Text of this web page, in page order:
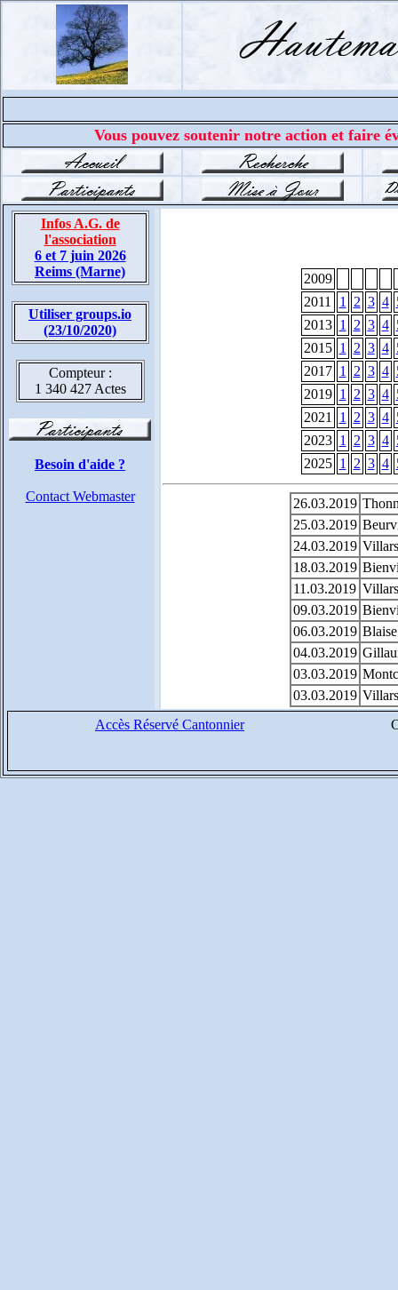
Vous pouvez soutenir notre action et faire
Infos A.G. de
l'association
6 et 7 juin 2026
Reims (Marne)
Utiliser groups.io
(23/10/2020)
Compteur :
1 340 427 Actes
Besoin d'aide ?
Contact Webmaster
2009
2011
1 2 3 4
2013 1 2 3 4
2015 1 2 3 4
2017 1 2 3 4
2019 1 2 3 4
2021
1 2 3 4
2023 1 2 3 4
2025 1 2 3 4
26.03.2019
25.03.2019
24.03.2019
18.03.2019
11.03.2019
09.03.2019
06.03.2019
04.03.2019
03.03.2019
03.03.2019
Accès Réservé Cantonnier